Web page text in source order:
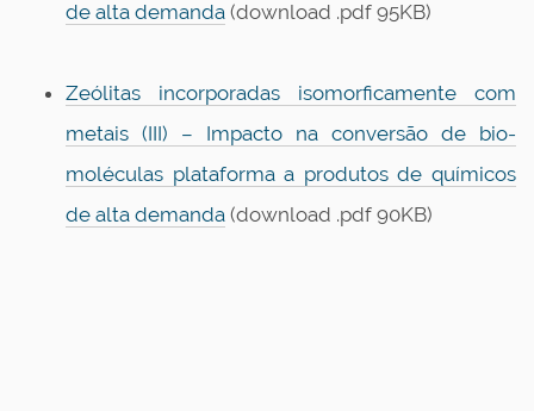
de alta demanda (download .pdf 95KB)
Zeólitas incorporadas isomorficamente com
metais (III) – Impacto na conversão de bio-
moléculas plataforma a produtos de químicos
de alta demanda (download .pdf 90KB)